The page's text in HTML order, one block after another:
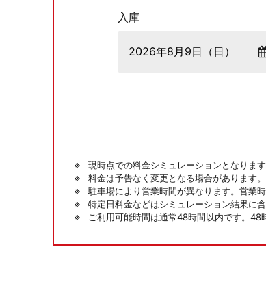
入庫
現時点での料金シミュレーションとなります
料金は予告なく変更となる場合があります
駐車場により営業時間が異なります。営業
特定日料金などはシミュレーション結果に
ご利用可能時間は通常48時間以内です。48